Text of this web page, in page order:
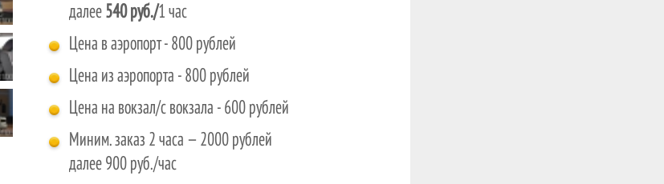
далее 540 руб./1 час
Цена в аэропорт - 800 рублей
Цена из аэропорта - 800 рублей
Цена на вокзал/с вокзала - 600 рублей
Миним. заказ 2 часа — 2000 рублей
далее 900 руб./час